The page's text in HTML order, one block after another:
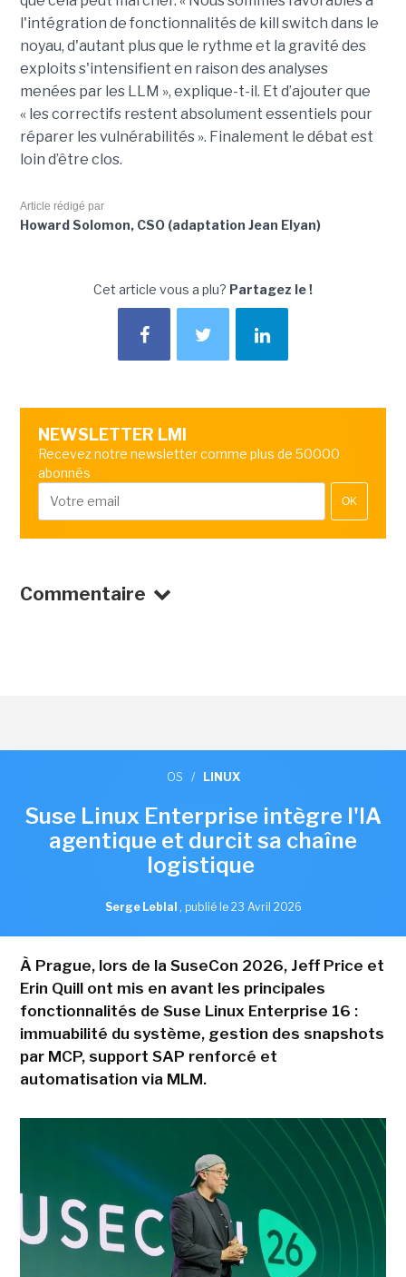
l'intégration de fonctionnalités de kill switch dans le
noyau, d'autant plus que le rythme et la gravité des
exploits s'intensifient en raison des analyses
menées par les LLM », explique-t-il. Et d’ajouter que
« les correctifs restent absolument essentiels pour
réparer les vulnérabilités ». Finalement le débat est
loin d’être clos.
Article rédigé par
Howard Solomon, CSO (adaptation Jean Elyan)
Cet article vous a plu? Partagez le !
NEWSLETTER LMI
Recevez notre newsletter comme plus de 50000
abonnés
OK
Commentaire
OS / LINUX
Suse Linux Enterprise intègre l'IA
agentique et durcit sa chaîne
logistique
Serge Leblal , publié le 23 Avril 2026
À Prague, lors de la SuseCon 2026, Jeff Price et
Erin Quill ont mis en avant les principales
fonctionnalités de Suse Linux Enterprise 16 :
immuabilité du système, gestion des snapshots
par MCP, support SAP renforcé et
automatisation via MLM.